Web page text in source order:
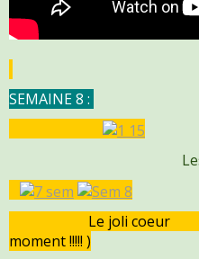
SEMAINE 8 :
Les
Le joli coeur
moment !!!!! )